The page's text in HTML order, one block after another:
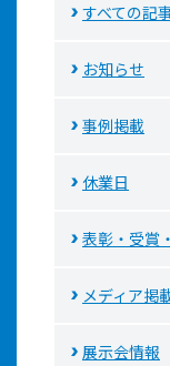
すべての記
お知らせ
事例掲載
休業日
表彰・受賞
メディア掲
展示会情報